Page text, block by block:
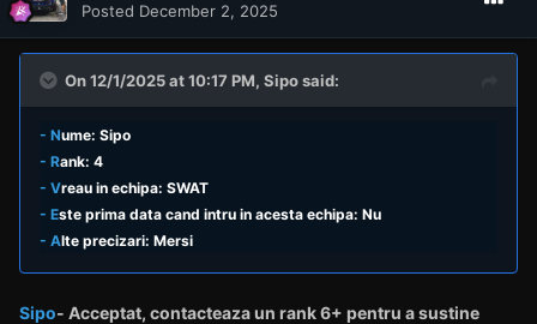
Posted December 2, 2025
On 12/1/2025 at 10:17 PM,Siposaid:
- Nume: Sipo
- Rank: 4
- Vreau in echipa: SWAT
- Este prima data cand intru in acesta echipa: Nu
- Alte precizari: Mersi
Sipo- Acceptat, contacteaza un rank6+ pentru a sustine